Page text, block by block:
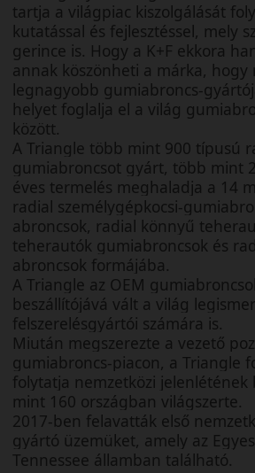
tartja a világpiac kiszolgálását
kutatással és fejlesztéssel, mely
gerince is. Hogy a K+F ekkora
annak köszönheti a márka, hogy
legnagyobb gumiabroncs-
helyet foglalja el a világ
között.
A Triangle több mint 900 típusú
gumiabroncsot gyárt, több mint
éves termelés meghaladja a 14
radial személygépkocsi-
abroncsok, radial könnyű
teherautók gumiabroncsok és
abroncsok formájába.
A Triangle az OEM
beszállítójává vált a világ
felszerelésgyártói számára is.
Miután megszerezte a vezető
gumiabroncs-piacon, a Triangle
folytatja nemzetközi jelenlétének
mint 160 országban világszerte.
2017-ben felavatták első
gyártó üzemüket, amely az
Tennessee államban található.